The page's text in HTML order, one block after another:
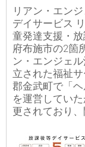
リアン・エン
デイサービス
童発達支援・
府布施市の2箇
ン・エンジェ
立された福祉
郡金武町で「
を運営してい
更されており、